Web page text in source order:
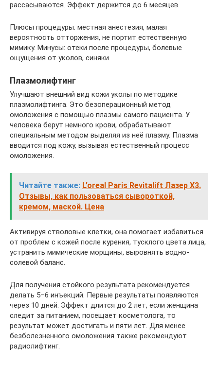
рассасываются. Эффект держится до 6 месяцев.
Плюсы процедуры: местная анестезия, малая
вероятность отторжения, не портит естественную
мимику. Минусы: отеки после процедуры, болевые
ощущения от уколов, синяки.
Плазмолифтинг
Улучшают внешний вид кожи уколы по методике
плазмолифтинга. Это безоперационный метод
омоложения с помощью плазмы самого пациента. У
человека берут немного крови, обрабатывают
специальным методом выделяя из неё плазму. Плазма
вводится под кожу, вызывая естественный процесс
омоложения.
Читайте также: L’oreal Paris Revitalift Лазер Х3.
Отзывы, как пользоваться сывороткой,
кремом, маской. Цена
Активируя стволовые клетки, она помогает избавиться
от проблем с кожей после курения, тусклого цвета лица,
устранить мимические морщины, выровнять водно-
солевой баланс.
Для получения стойкого результата рекомендуется
делать 5–6 инъекций. Первые результаты появляются
через 10 дней. Эффект длится до 2 лет, если женщина
следит за питанием, посещает косметолога, то
результат может достигать и пяти лет. Для менее
безболезненного омоложения также рекомендуют
радиолифтинг.